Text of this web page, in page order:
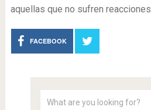
aquellas que no sufren reacciones.
FACEBOOK